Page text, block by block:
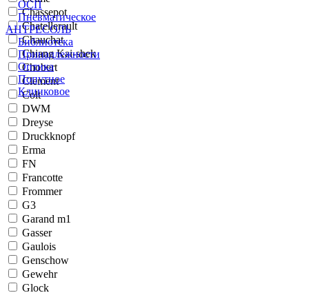
ОСП
Пневматическое
АНТРЕСОЛЬ
Библиотека
Принадлежности
Оптика
Попутное
Клинковое
Chassepot
Chatellerault
Chauchat
Chiang Kai-shek
Chobert
Clement
Colt
DWM
Dreyse
Druckknopf
Erma
FN
Francotte
Frommer
G3
Garand m1
Gasser
Gaulois
Genschow
Gewehr
Glock